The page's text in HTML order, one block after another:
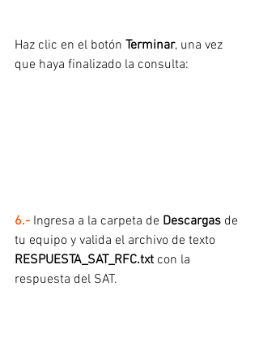
Haz clic en el botón Terminar, una vez
que haya finalizado la consulta:
6.- Ingresa a la carpeta de Descargas de
tu equipo y valida el archivo de texto
RESPUESTA_SAT_RFC.txt con la
respuesta del SAT.